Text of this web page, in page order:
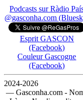
Podcasts sur Ràdio
@gasconha.com
Esprit GASCON
(Facebook)
Couleur Gascogne
(Facebook)
2024-2026
— Gasconha.com -